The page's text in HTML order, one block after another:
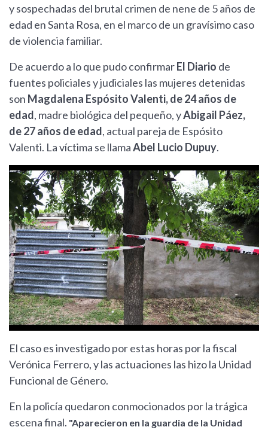
y sospechadas del brutal crimen de nene de 5 años de
edad en Santa Rosa, en el marco de un gravísimo caso
de violencia familiar.
De acuerdo a lo que pudo confirmarEl Diario de
fuentes policiales y judiciales las mujeres detenidas
son Magdalena Espósito Valenti, de 24 años de
edad, madre biológica del pequeño, yAbigail Páez,
de 27 años de edad, actual pareja de Espósito
Valenti. La víctima se llamaAbel Lucio Dupuy.
El caso es investigado por estas horas por la fiscal
Verónica Ferrero, y las actuaciones las hizo la Unidad
Funcional de Género.
En la policía quedaron conmocionados por la trágica
escena final. "Aparecieron en la guardia de la Unidad